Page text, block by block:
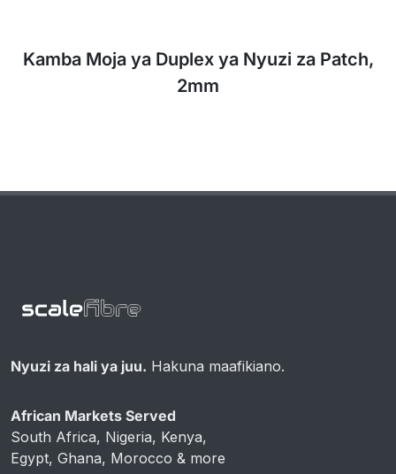
Kamba Moja ya Duplex ya Nyuzi za Patch,
2mm
Nyuzi za hali ya juu. Hakuna maafikiano.
African Markets Served
South Africa, Nigeria, Kenya,
Egypt, Ghana, Morocco & more